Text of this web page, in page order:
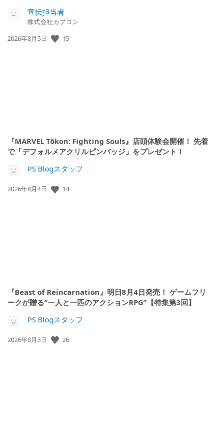
宣伝担当者
株式会社カプコン
公
2026年8月5日 15
『MARVEL Tōkon: Fighting Souls』店頭体験会開催！ 先着
で「デフォルメアクリルピンバッジ」をプレゼント！
PS Blogスタッフ
公
2026年8月4日 14
『Beast of Reincarnation』明日8月4日発売！ ゲームフリ
ークが贈る“一人と一匹のアクションRPG”【特集第3回】
PS Blogスタッフ
公
2026年8月3日 26